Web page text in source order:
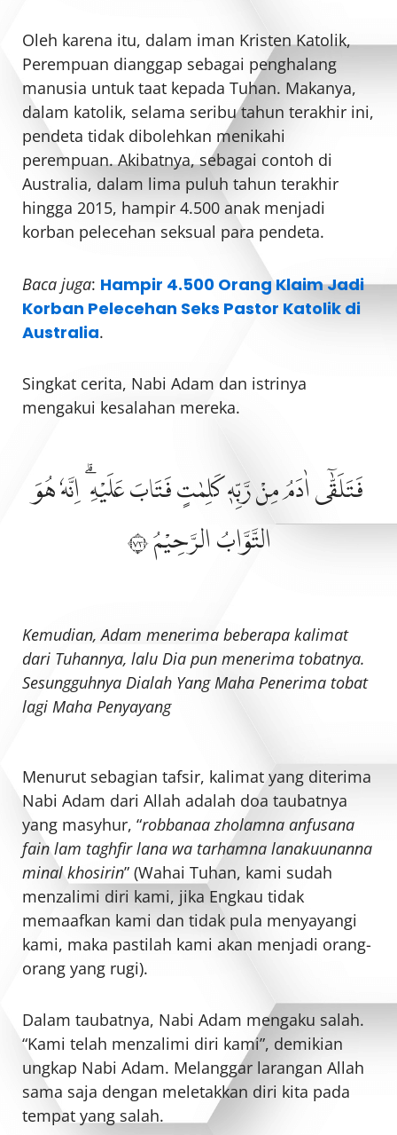
Oleh karena itu, dalam iman Kristen Katolik,
Perempuan dianggap sebagai penghalang
manusia untuk taat kepada Tuhan. Makanya,
dalam katolik, selama seribu tahun terakhir ini,
pendeta tidak dibolehkan menikahi
perempuan. Akibatnya, sebagai contoh di
Australia, dalam lima puluh tahun terakhir
hingga 2015, hampir 4.500 anak menjadi
korban pelecehan seksual para pendeta.
Baca juga: Hampir 4.500 Orang Klaim Jadi
Korban Pelecehan Seks Pastor Katolik di
Australia.
Singkat cerita, Nabi Adam dan istrinya
mengakui kesalahan mereka.
فَتَلَقّٰٓى اٰدَمُ مِنْ رَّبِّهٖ كَلِمٰتٍ فَتَابَ عَلَيْهِ ۗ اِنَّهٗ هُوَ
التَّوَّابُ الرَّحِيْمُ ٣٧
Kemudian, Adam menerima beberapa kalimat
dari Tuhannya, lalu Dia pun menerima tobatnya.
Sesungguhnya Dialah Yang Maha Penerima tobat
lagi Maha Penyayang
Menurut sebagian tafsir, kalimat yang diterima
Nabi Adam dari Allah adalah doa taubatnya
yang masyhur, “robbanaa zholamna anfusana
fain lam taghfir lana wa tarhamna lanakuunanna
minal khosirin” (Wahai Tuhan, kami sudah
menzalimi diri kami, jika Engkau tidak
memaafkan kami dan tidak pula menyayangi
kami, maka pastilah kami akan menjadi orang-
orang yang rugi).
Dalam taubatnya, Nabi Adam mengaku salah.
“Kami telah menzalimi diri kami”, demikian
ungkap Nabi Adam. Melanggar larangan Allah
sama saja dengan meletakkan diri kita pada
tempat yang salah.